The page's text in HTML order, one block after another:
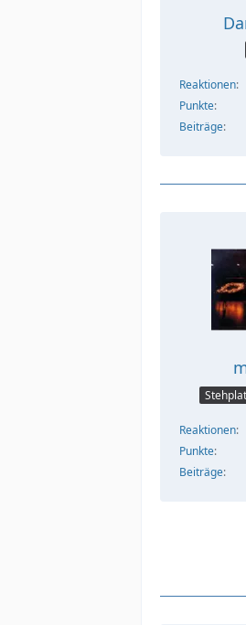
Reaktionen
Punkte
Beiträge
Reaktionen
Punkte
Beiträge